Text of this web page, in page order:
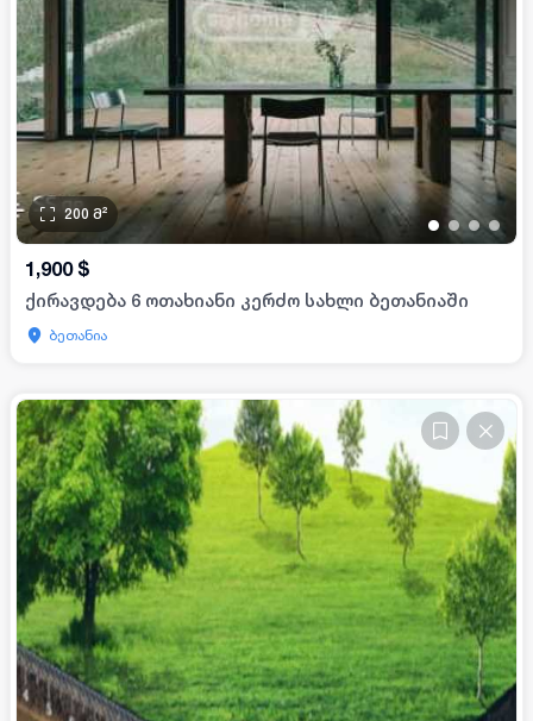
• •••
200 მ²
1,900 $
ქირავდება 6 ოთახიანი კერძო სახლი ბეთანიაში
ბეთანია